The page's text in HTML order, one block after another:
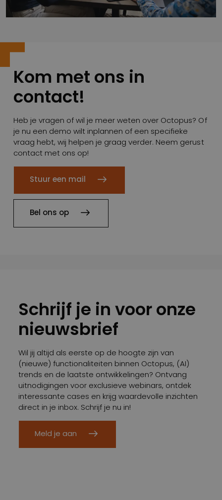
Kom met ons in
contact!
Heb je vragen of wil je meer weten over Octopus? Of
je nu een demo wilt inplannen of een specifieke
vraag hebt, wij helpen je graag verder. Neem gerust
contact met ons op!
Stuur een mail
Bel ons op
Schrijf je in voor onze
nieuwsbrief
Wil jij altijd als eerste op de hoogte zijn van
(nieuwe) functionaliteiten binnen Octopus, (AI)
trends en de laatste ontwikkelingen? Ontvang
uitnodigingen voor exclusieve webinars, ontdek
interessante cases en krijg waardevolle inzichten
direct in je inbox. Schrijf je nu in!
Meld je aan